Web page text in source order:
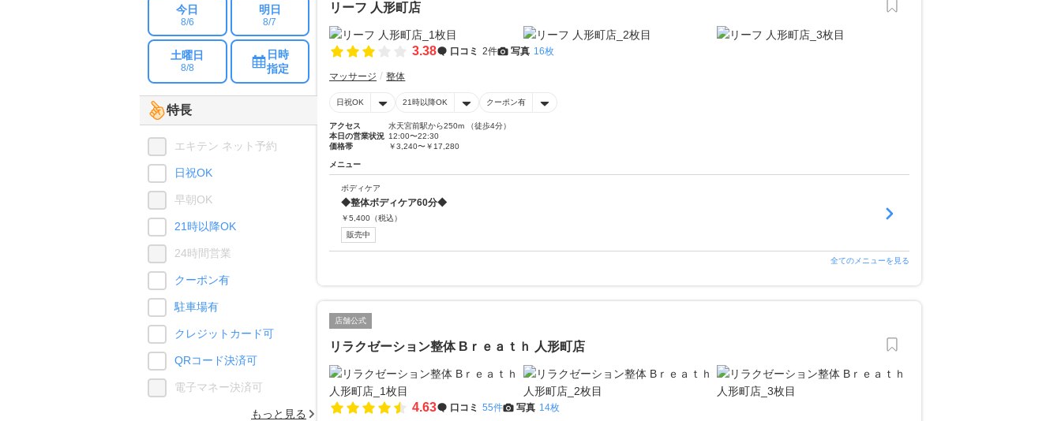
リーフ 人形町店
3.38 口コミ 2件 写真 16枚
マッサージ 整体
日祝OK 21時以降OK クーポン有
アクセス
水天宮前駅から250m （徒歩4分）
本日の営業状況 12:00〜22:30
価格帯
￥3,240〜￥17,280
メニュー
ボディケア
◆整体ボディケア60分◆
￥5,400 （税込）
販売中
全てのメニューを見る
店舗公式
リラクゼーション整体 Bｒｅａｔｈ 人形町店
4.63 口コミ 55件 写真 14枚
今日
8/6
明日
8/7
土曜日
8/8
日時
指定
特長
エキテン ネット予約
日祝OK
早朝OK
21時以降OK
24時間営業
クーポン有
駐車場有
クレジットカード可
QRコード決済可
電子マネー決済可
もっと見る